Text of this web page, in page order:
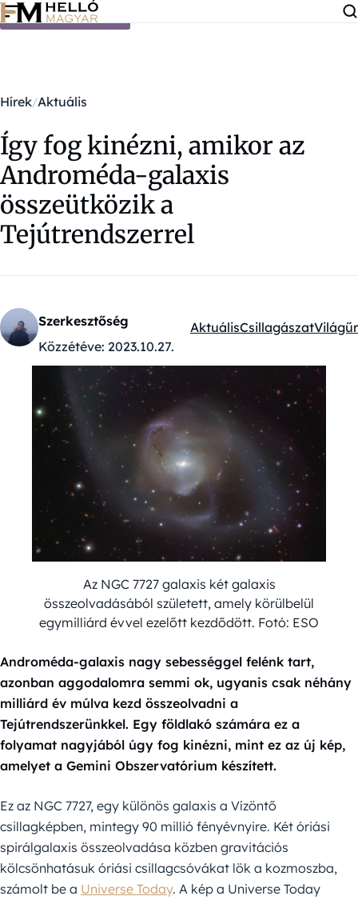
Ugrás a tartalomra
Hírek Aktuális
Így fog kinézni, amikor az
Androméda-galaxis
összeütközik a
Tejútrendszerrel
Szerkesztőség
Közzétéve: 2023.10.27.
Kategóriák:
AktuálisCsillagászatVilágűr
Az NGC 7727 galaxis két galaxis
összeolvadásából született, amely körülbelül
egymilliárd évvel ezelőtt kezdődött. Fotó: ESO
Androméda-galaxis nagy sebességgel felénk tart,
azonban aggodalomra semmi ok, ugyanis csak néhány
milliárd év múlva kezd összeolvadni a
Tejútrendszerünkkel. Egy földlakó számára ez a
folyamat nagyjából úgy fog kinézni, mint ez az új kép,
amelyet a Gemini Obszervatórium készített.
Ez az NGC 7727, egy különös galaxis a Vízöntő
csillagképben, mintegy 90 millió fényévnyire. Két óriási
spirálgalaxis összeolvadása közben gravitációs
kölcsönhatásuk óriási csillagcsóvákat lök a kozmoszba,
számolt be a Universe Today. A kép a Universe Today